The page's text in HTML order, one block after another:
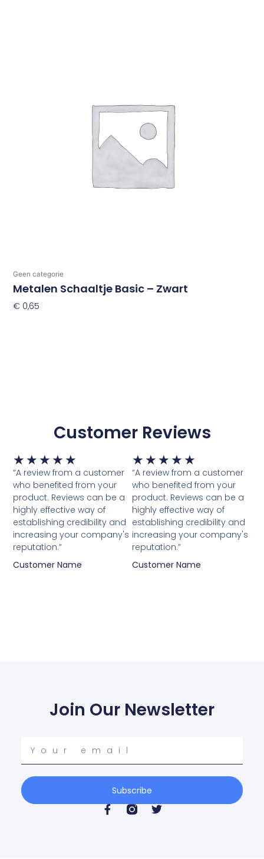
Geen categorie
Metalen Schaaltje Basic – Zwart
€ 0,65
Customer Reviews
★ ★ ★ ★ ★ Waardering
5
van
5
“A review from a customer
who benefited from your
product. Reviews can be a
highly effective way of
establishing credibility and
increasing your company's
reputation.”
Customer Name
★ ★ ★ ★ ★
5
van
5
“A review from a customer
who benefited from your
product. Reviews can be a
highly effective way of
establishing credibility and
increasing your company's
reputation.”
Customer Name
Join Our Newsletter
email
Subscribe
F
a
T